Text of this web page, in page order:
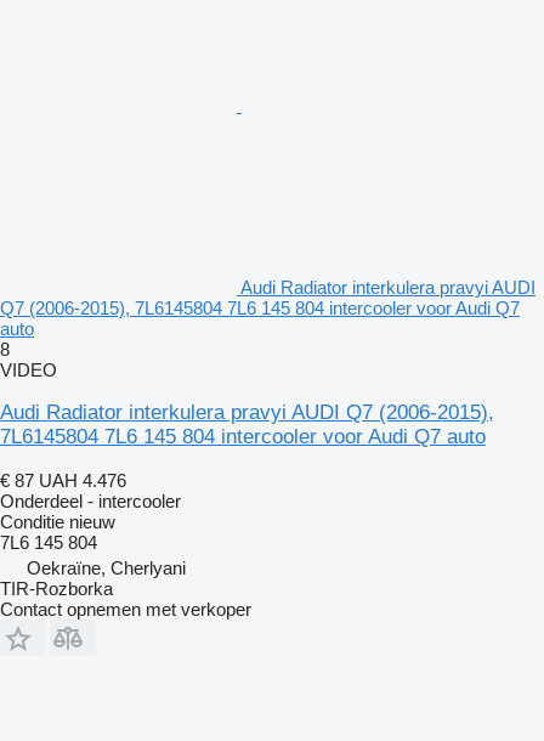
Audi Radiator interkulera pravyi AUDI
Q7 (2006-2015), 7L6145804 7L6 145 804 intercooler voor Audi Q7
auto
8
VIDEO
Audi Radiator interkulera pravyi AUDI Q7 (2006-2015),
7L6145804 7L6 145 804 intercooler voor Audi Q7 auto
€ 87 UAH 4.476
Onderdeel - intercooler
Conditie nieuw
7L6 145 804
Oekraïne, Cherlyani
TIR-Rozborka
Contact opnemen met verkoper